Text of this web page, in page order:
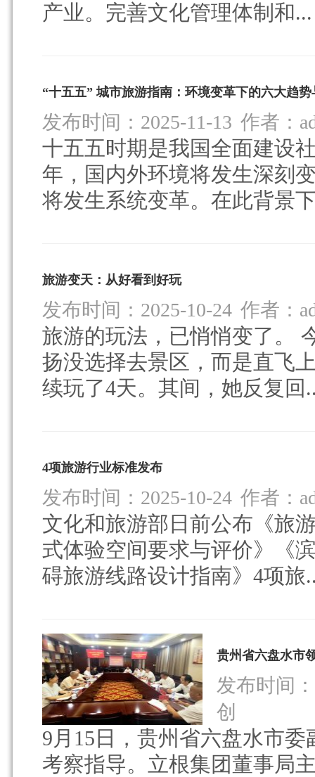
产业。完善文化管理体制和...
“十五五” 城市旅游指南：环境变革下的六大趋
发布时间：2025-11-13 作者：
十五五时期是我国全面建设
年，国内外环境将发生深刻
将发生系统变革。在此背景
旅游变天：从好看到好玩
发布时间：2025-10-24 作者：
旅游的玩法，已悄悄变了。
扬没选择去景区，而是直飞
续玩了4天。其间，她反复回
4项旅游行业标准发布
发布时间：2025-10-24 作者：
文化和旅游部日前公布《旅
式体验空间要求与评价》《
碍旅游线路设计指南》4项旅
贵州省六盘水市
发布时间
创
9月15日，贵州省六盘水市
考察指导。立根集团董事局